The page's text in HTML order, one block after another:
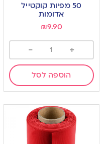
50 מפיות קוקטייל
אדומות
₪9.90
+
-
הוספה לסל